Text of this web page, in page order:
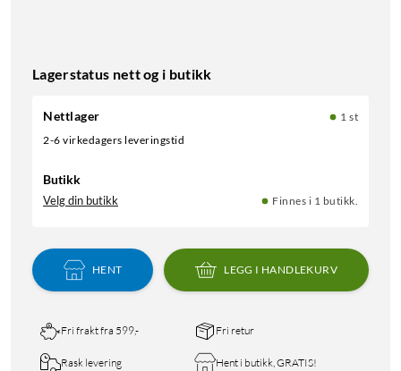
Lagerstatus nett og i butikk
Nettlager
1 st
2-6 virkedagers leveringstid
Butikk
Velg din butikk Finnes i 1 butikk.
HENT LEGG I HANDLEKURV
Fri frakt fra 599,- Fri retur
Rask levering Hent i butikk, GRATIS!